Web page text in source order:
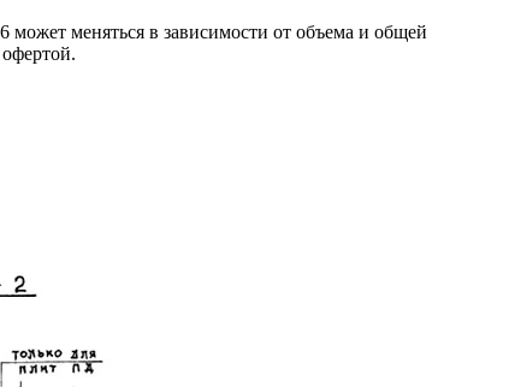
меняться в зависимости от объема и общей